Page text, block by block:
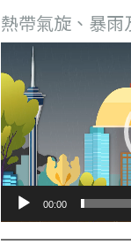
熱帶氣旋、暴
訊
放
器
00:00